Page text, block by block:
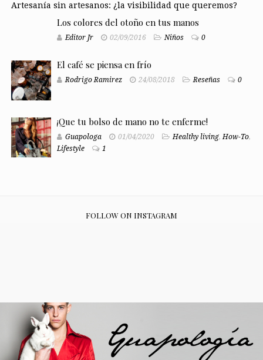
Artesanía sin artesanos: ¿la visibilidad que queremos?
Los colores del otoño en tus manos
Editor Jr 02/09/2016 Niños 0
El café se piensa en frío
Rodrigo Ramirez 24/08/2018 Reseñas 0
¡Que tu bolso de mano no te enferme!
Guapologa 01/04/2020 Healthy living,How-To,
Lifestyle
1
FOLLOW ON INSTAGRAM